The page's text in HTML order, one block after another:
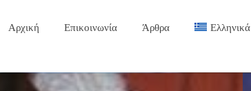
Αρχική Επικοινωνία Άρθρα Ελληνικά